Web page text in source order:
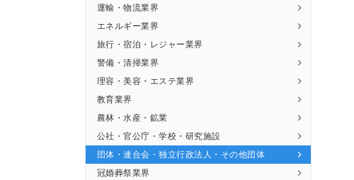
運輸・物流業界
エネルギー業界
旅行・宿泊・レジャー業界
警備・清掃業界
理容・美容・エステ業界
教育業界
農林・水産・鉱業
公社・官公庁・学校・研究施設
団体・連合会・独立行政法人・その他団体
冠婚葬祭業界